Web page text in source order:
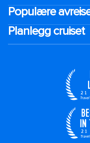
Populære
Planlegg cruiset